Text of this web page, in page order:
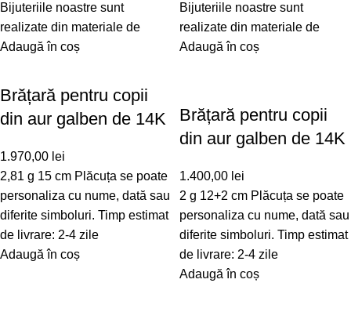
Bijuteriile noastre sunt
realizate din materiale de
Adaugă în coș
Bijuteriile noastre sunt
realizate din materiale de
Adaugă în coș
Brățară pentru copii
din aur galben de 14K
1.970,00 lei
2,81 g 15 cm Plăcuța se poate
personaliza cu nume, dată sau
diferite simboluri. Timp estimat
de livrare: 2-4 zile
Adaugă în coș
Brățară pentru copii
din aur galben de 14K
1.400,00 lei
2 g 12+2 cm Plăcuța se poate
personaliza cu nume, dată sau
diferite simboluri. Timp estimat
de livrare: 2-4 zile
Adaugă în coș